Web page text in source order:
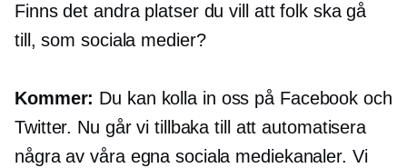
Finns det andra platser du vill att folk ska gå
till, som sociala medier?
Kommer: Du kan kolla in oss på Facebook och
Twitter. Nu går vi tillbaka till att automatisera
några av våra egna sociala mediekanaler. Vi